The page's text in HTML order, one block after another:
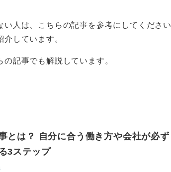
人は、こちらの記事を参考にしてください
しています。
記事でも解説しています。
とは？ 自分に合う働き方や会社が必ず
3ステップ